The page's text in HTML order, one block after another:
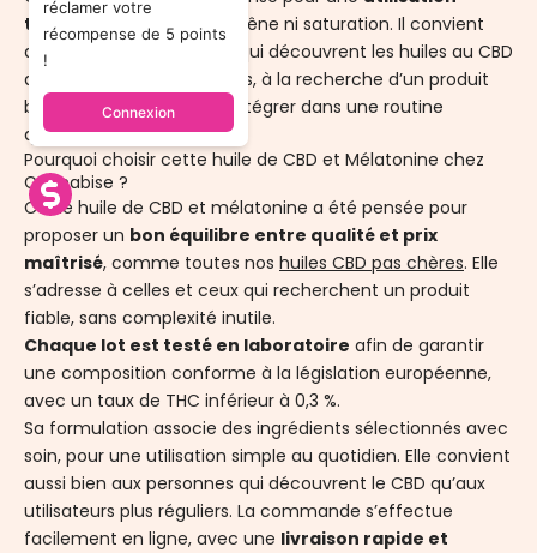
topique régulière , sans gêne ni saturation. Il convient
aussi bien aux personnes qui découvrent les huiles au CBD
qu’aux utilisateurs habitués, à la recherche d’un produit
bien équilibré et facile à intégrer dans une routine
quotidienne.
Pourquoi choisir cette huile de CBD et Mélatonine chez
Cannabise ?
Cette huile de CBD et mélatonine a été pensée pour
proposer un bon équilibre entre qualité et prix
maîtrisé, comme toutes nos huiles CBD pas chères. Elle
s’adresse à celles et ceux qui recherchent un produit
fiable, sans complexité inutile.
Chaque lot est testé en laboratoire afin de garantir
une composition conforme à la législation européenne,
avec un taux de THC inférieur à 0,3 %.
Sa formulation associe des ingrédients sélectionnés avec
soin, pour une utilisation simple au quotidien. Elle convient
aussi bien aux personnes qui découvrent le CBD qu’aux
utilisateurs plus réguliers. La commande s’effectue
facilement en ligne, avec une livraison rapide et
réclamer votre
récompense de 5 points
!
Connexion